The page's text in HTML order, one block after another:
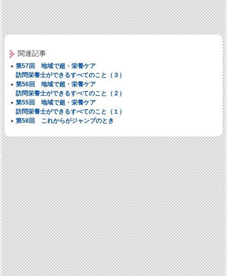
関連記事
第57回 地域で超・栄養ケア
訪問栄養士ができるすべてのこと（３）
第56回 地域で超・栄養ケア
訪問栄養士ができるすべてのこと（２）
第55回 地域で超・栄養ケア
訪問栄養士ができるすべてのこと（１）
第58回 これからがジャンプのとき